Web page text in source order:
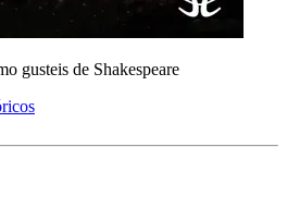
gusteis de Shakespeare